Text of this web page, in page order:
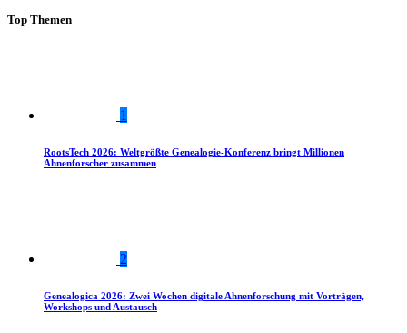
Top Themen
1
RootsTech 2026: Weltgrößte Genealogie-Konferenz bringt Millionen
Ahnenforscher zusammen
2
Genealogica 2026: Zwei Wochen digitale Ahnenforschung mit Vorträgen,
Workshops und Austausch